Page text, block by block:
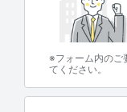
※フォーム内のご
てください。